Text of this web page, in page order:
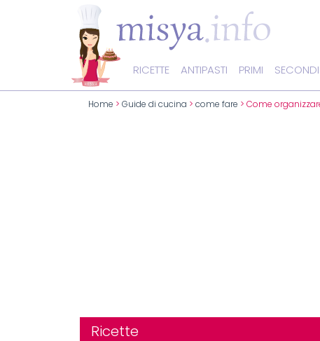
RICETTE ANTIPASTI PRIMI SECONDI
Home > Guide di cucina > come fare > Come
Ricette